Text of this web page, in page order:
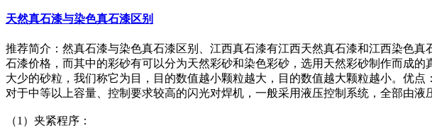
天然真石漆与染色真石漆区别
推荐简介：然真石漆与染色真石漆区别、江西真石漆有江西天然真石漆和江西染色
石漆价格，而其中的彩砂有可以分为天然彩砂和染色彩砂，选用天然彩砂制作而成
大少的砂粒，我们称它为目，目的数值越小颗粒越大，目的数值越大颗粒越小。优点
对于中等以上容量、控制要求较高的闪光对焊机，一般采用液压控制系统，全部由液
（1）夹紧程序：